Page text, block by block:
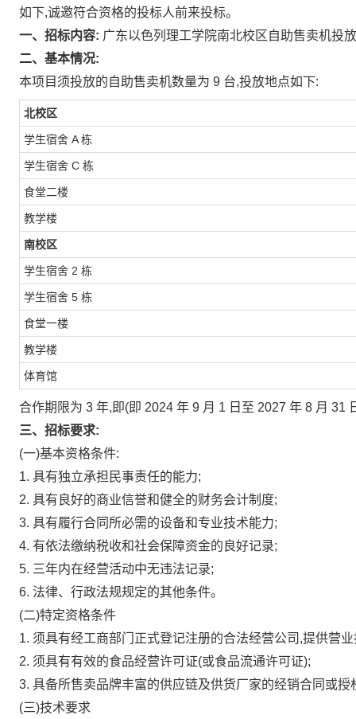
如下,诚邀符合资格的投标人前来投标。
一、招标内容: 广东以色列理工学院南北校区自助售卖机投
二、基本情况:
本项目须投放的自助售卖机数量为 9 台,投放地点如下:
北校区
学生宿舍 A栋
学生宿舍 C 栋
食堂二楼
教学楼
南校区
学生宿舍 2 栋
学生宿舍 5 栋
食堂一楼
教学楼
体育馆
合作期限为 3 年,即(即 2024 年 9 月 1 日至 2027 年 8 月 31
三、招标要求:
(一)基本资格条件:
1. 具有独立承担民事责任的能力;
2. 具有良好的商业信誉和健全的财务会计制度;
3. 具有履行合同所必需的设备和专业技术能力;
4. 有依法缴纳税收和社会保障资金的良好记录;
5. 三年内在经营活动中无违法记录;
6. 法律、行政法规规定的其他条件。
(二)特定资格条件
1. 须具有经工商部门正式登记注册的合法经营公司,提供营
2. 须具有有效的食品经营许可证(或食品流通许可证);
3. 具备所售卖品牌丰富的供应链及供货厂家的经销合同或
(三)技术要求